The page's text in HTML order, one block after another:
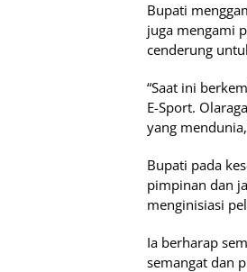
Bupati
juga mengami
cenderung
“Saat ini
E-Sport.
yang
Bupati pada
pimpinan dan
menginisiasi
Ia berharap
semangat dan